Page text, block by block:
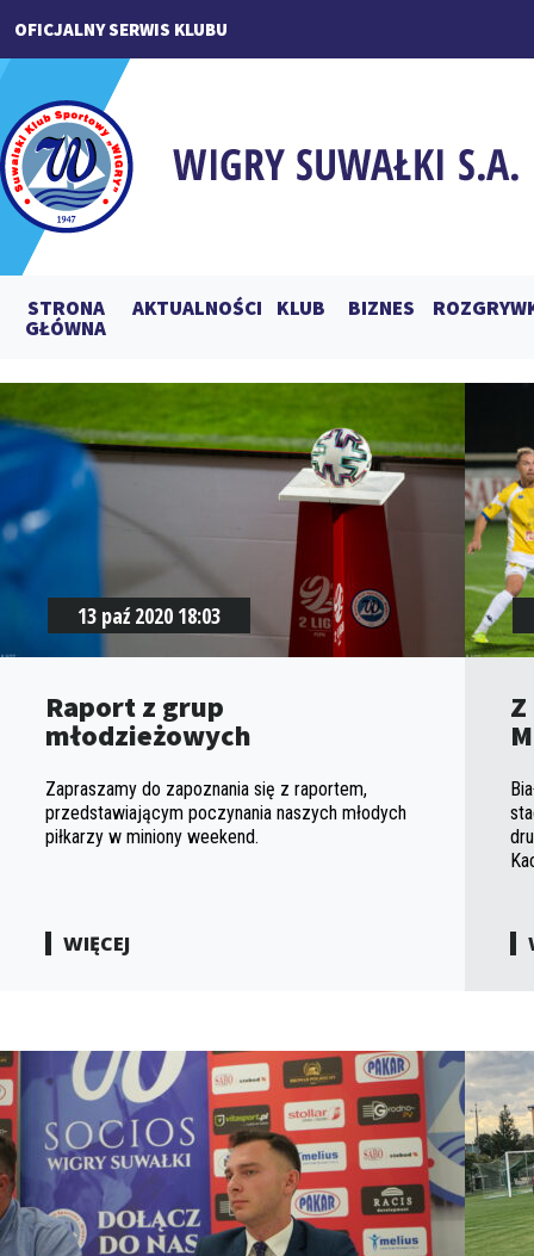
OFICJALNY SERWIS KLUBU
STRONA
GŁÓWNA
AKTUALNOŚCI KLUB BIZNES
13 paź 2020 18:03
Raport z grup
młodzieżowych
Zapraszamy do zapoznania się z raportem,
przedstawiającym poczynania naszych młodych
piłkarzy w miniony weekend.
WIĘCEJ